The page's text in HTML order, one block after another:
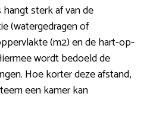
sterk af van de
(watergedragen of
(m2) en de hart-op-
wordt bedoeld de
Hoe korter deze afstand,
een kamer kan